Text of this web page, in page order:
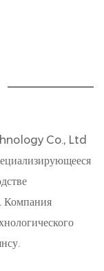
Co., Ltd
Компания